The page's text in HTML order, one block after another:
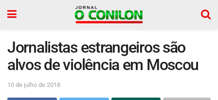
Jornalistas estrangeiros são
alvos de violência em Moscou
10 de julho de 2018